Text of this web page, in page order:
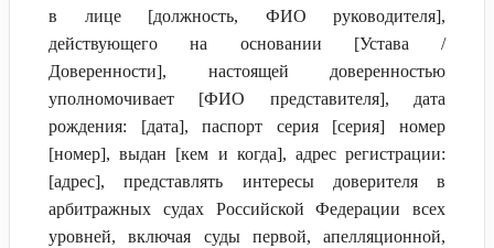
в лице [должность, ФИО руководителя],
действующего на основании [Устава /
Доверенности], настоящей доверенностью
уполномочивает [ФИО представителя], дата
рождения: [дата], паспорт серия [серия] номер
[номер], выдан [кем и когда], адрес регистрации:
[адрес], представлять интересы доверителя в
арбитражных судах Российской Федерации всех
уровней, включая суды первой, апелляционной,